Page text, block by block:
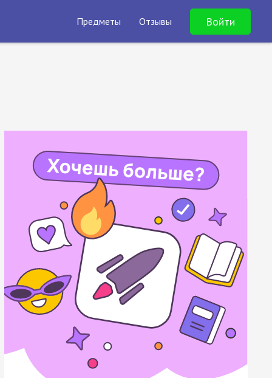
Предметы Отзывы Войти